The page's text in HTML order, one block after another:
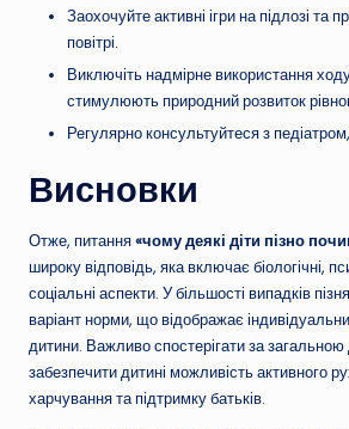
Заохочуйте активні ігри на підлозі та
повітрі.
Виключіть надмірне використання
стимулюють природний розвиток
Регулярно консультуйтеся з
Висновки
Отже, питання«чому деякі діти пізно
широку відповідь, яка включає біологічні,
соціальні аспекти. У більшості випадків
варіант норми, що відображає
дитини. Важливо спостерігати за
забезпечити дитині можливість активного
харчування та підтримку батьків.